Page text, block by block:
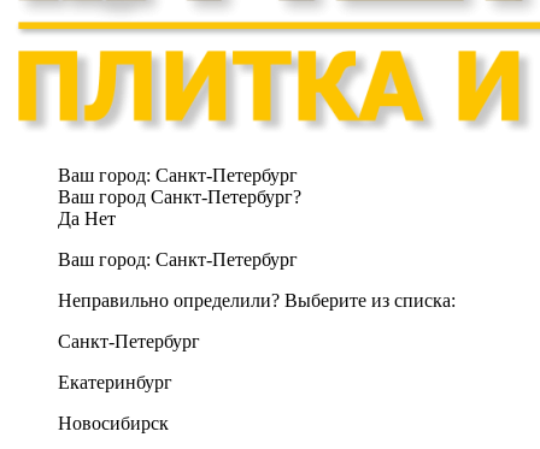
Ваш город: Санкт-Петербург
Ваш город Санкт-Петербург?
Да Нет
Ваш город: Санкт-Петербург
Неправильно определили? Выберите из списка:
Санкт-Петербург
Екатеринбург
Новосибирск